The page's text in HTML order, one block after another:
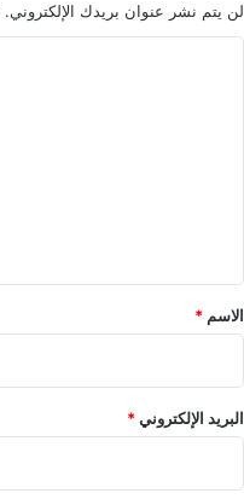
لن يتم نشر عنوان بريدك الإلكتروني.
*
الاسم *
البريد الإلكتروني*